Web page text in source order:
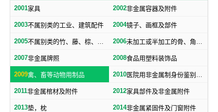
2001家具 2002非金属容器及附件
2003不属别类的工业、建筑配件 2004镜子、画框及部件
2005 不属别类的竹、藤、棕、草制品 2006 未加工或半加工的骨、角、牙、介及不属别类的工艺品
2007非金属牌照 2008食品用塑料装饰品
2009禽、畜等动物用制品 2010 医院用非金属制身份鉴别手环
2011非金属棺材及附件 2012家具部件及非金属附件
2013垫，枕 2014非金属紧固件及门窗附件